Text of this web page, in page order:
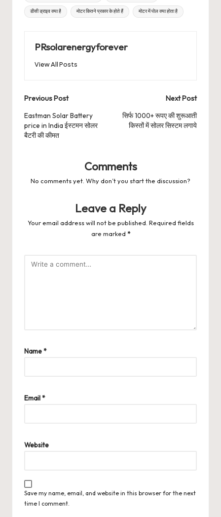
डीसी ड्राइव क्या है मोटर कितने प्रकार के होते हैं मोटर में पोल क्या होता है
PRsolarenergyforever
View All Posts
Post
navigation
Previous Post
Eastman Solar Battery
price in India ईस्टमन सोलर
बैटरी की कीमत
Next Post
सिर्फ 1000+ रूपए की शुरूआती
किस्तों में सोलर सिस्टम लगाये
Comments
No comments yet. Why don’t you start the discussion?
Leave a Reply
Your email address will not be published. Required fields
are marked *
Name*
Email*
Website
Save my name, email, and website in this browser for the next
time I comment.